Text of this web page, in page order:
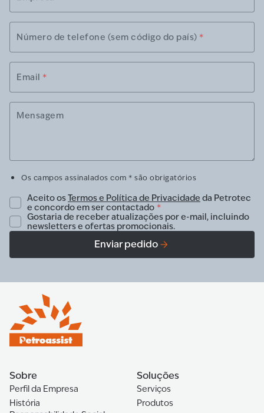
Número de telefone (sem código do país) *
Email *
Mensagem
Os campos assinalados com * são obrigatórios
Aceito osTermos e Política de Privacidade da Petrotec
e concordo em ser contactado *
Gostaria de receber atualizações por e-mail, incluindo
newsletters e ofertas promocionais.
Enviar pedido
Sobre
Perfil da Empresa
História
Soluções
Serviços
Produtos